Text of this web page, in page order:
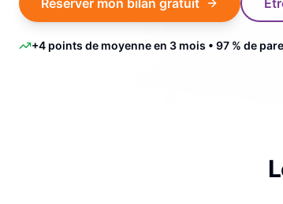
Réserver mon bilan gratuit
+4 points de moyenne en 3 mois • 97 % de